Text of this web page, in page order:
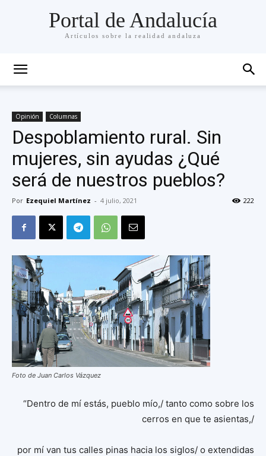
Portal de Andalucía
Artículos sobre la realidad andaluza
Opinión Columnas
Despoblamiento rural. Sin
mujeres, sin ayudas ¿Qué
será de nuestros pueblos?
Por Ezequiel Martínez - 4 julio, 2021 222
Foto de Juan Carlos Vázquez
“Dentro de mí estás, pueblo mío,/ tanto como sobre los
cerros en que te asientas,/
por mí van tus calles pinas hacia los siglos/ o extendidas